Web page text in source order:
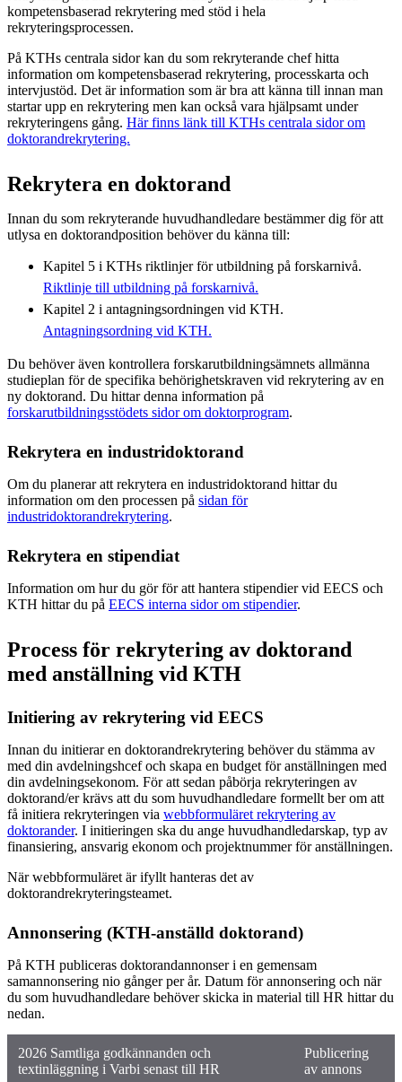
kompetensbaserad rekrytering med stöd i hela
rekryteringsprocessen.
På KTHs centrala sidor kan du som rekryterande chef hitta
information om kompetensbaserad rekrytering, processkarta och
intervjustöd. Det är information som är bra att känna till innan man
startar upp en rekrytering men kan också vara hjälpsamt under
rekryteringens gång. Här finns länk till KTHs centrala sidor om
doktorandrekrytering.
Rekrytera en doktorand
Innan du som rekryterande huvudhandledare bestämmer dig för att
utlysa en doktorandposition behöver du känna till:
Kapitel 5 i KTHs riktlinjer för utbildning på forskarnivå.
Riktlinje till utbildning på forskarnivå.
Kapitel 2 i antagningsordningen vid KTH.
Antagningsordning vid KTH.
Du behöver även kontrollera forskarutbildningsämnets allmänna
studieplan för de specifika behörighetskraven vid rekrytering av en
ny doktorand. Du hittar denna information på
forskarutbildningsstödets sidor om doktorprogram.
Rekrytera en industridoktorand
Om du planerar att rekrytera en industridoktorand hittar du
information om den processen på sidan för
industridoktorandrekrytering.
Rekrytera en stipendiat
Information om hur du gör för att hantera stipendier vid EECS och
KTH hittar du på EECS interna sidor om stipendier.
Process för rekrytering av doktorand
med anställning vid KTH
Initiering av rekrytering vid EECS
Innan du initierar en doktorandrekrytering behöver du stämma av
med din avdelningshcef och skapa en budget för anställningen med
din avdelningsekonom. För att sedan påbörja rekryteringen av
doktorand/er krävs att du som huvudhandledare formellt ber om att
få initiera rekryteringen via webbformuläret rekrytering av
doktorander. I initieringen ska du ange huvudhandledarskap, typ av
finansiering, ansvarig ekonom och projektnummer för anställningen.
När webbformuläret är ifyllt hanteras det av
doktorandrekryteringsteamet.
Annonsering (KTH-anställd doktorand)
På KTH publiceras doktorandannonser i en gemensam
samannonsering nio gånger per år. Datum för annonsering och när
du som huvudhandledare behöver skicka in material till HR hittar du
nedan.
2026 Samtliga godkännanden och
textinläggning i Varbi senast till HR
Publicering
av annons